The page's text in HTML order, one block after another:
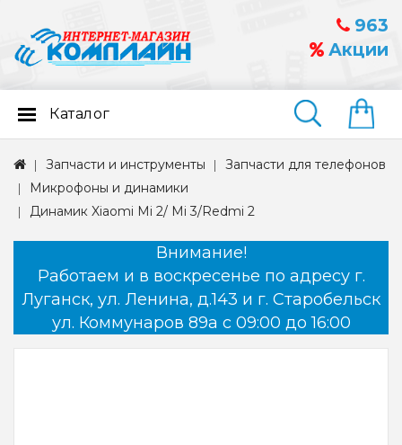
963
Акции
Найти
Каталог
Запчасти и инструменты
Запчасти для телефонов
Микрофоны и динамики
Динамик Xiaomi Mi 2/ Mi 3/Redmi 2
Внимание!
Работаем и в воскресенье по адресу г.
Луганск, ул. Ленина, д.143 и г. Старобельск
ул. Коммунаров 89а с 09:00 до 16:00